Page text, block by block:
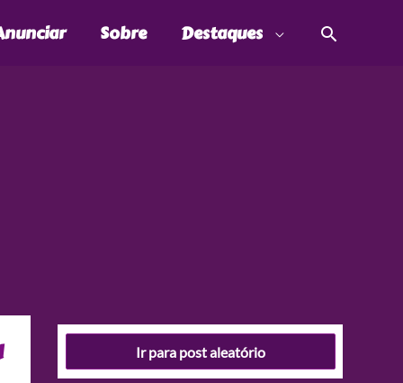
Sobre Destaques
Ir para post aleatório